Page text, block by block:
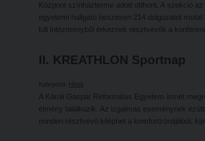
Központ színházterme adott otthont. A szekció
egyetemi hallgató összesen 214 dolgozatot
túli intézményből érkeznek résztvevők a
II. KREATHLON Sportnap
Kategória: Hírek
A Károli Gáspár Református Egyetem ismét
élmény találkozik. Az izgalmas eseménynek
minden résztvevő kiléphet a komfortzónájából,